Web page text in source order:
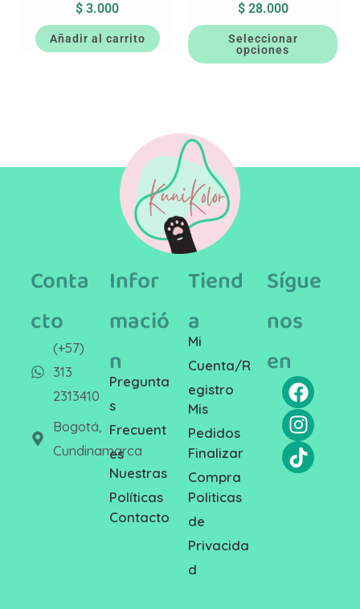
$ 3.000
Añadir al carrito
$28.000
Seleccionar
opciones
Conta
cto
(+57)
313
2313410
Bogotá,
Cundinamarca
Infor
mació
n
Pregunta
s
Frecuent
es
Nuestras
Políticas
Contacto
Tiend
a
Mi
Cuenta/R
egistro
Mis
Pedidos
Finalizar
Compra
Politicas
de
Privacida
d
Sígue
nos
en